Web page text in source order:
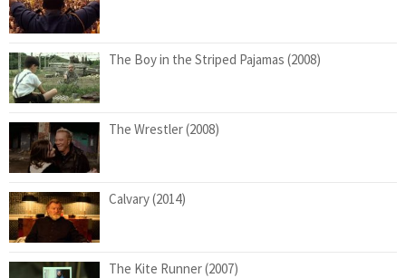
The Boy in the Striped Pajamas (2008)
The Wrestler (2008)
Calvary (2014)
The Kite Runner (2007)